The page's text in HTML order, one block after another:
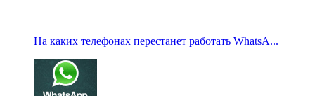
На каких телефонах перестанет работать WhatsA...